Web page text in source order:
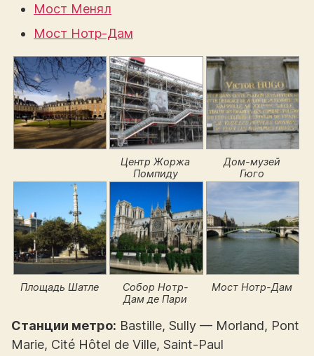
Мост Менял
Мост Нотр-Дам
Центр Жоржа
Помпиду
Дом-музей
Гюго
Площадь Шатле
Собор Нoтр-
Дaм де Пари
Мост Нотр-Дам
Станции метро: Bastille, Sully — Morland, Pont
Marie, Cité Hôtel de Ville, Saint-Paul